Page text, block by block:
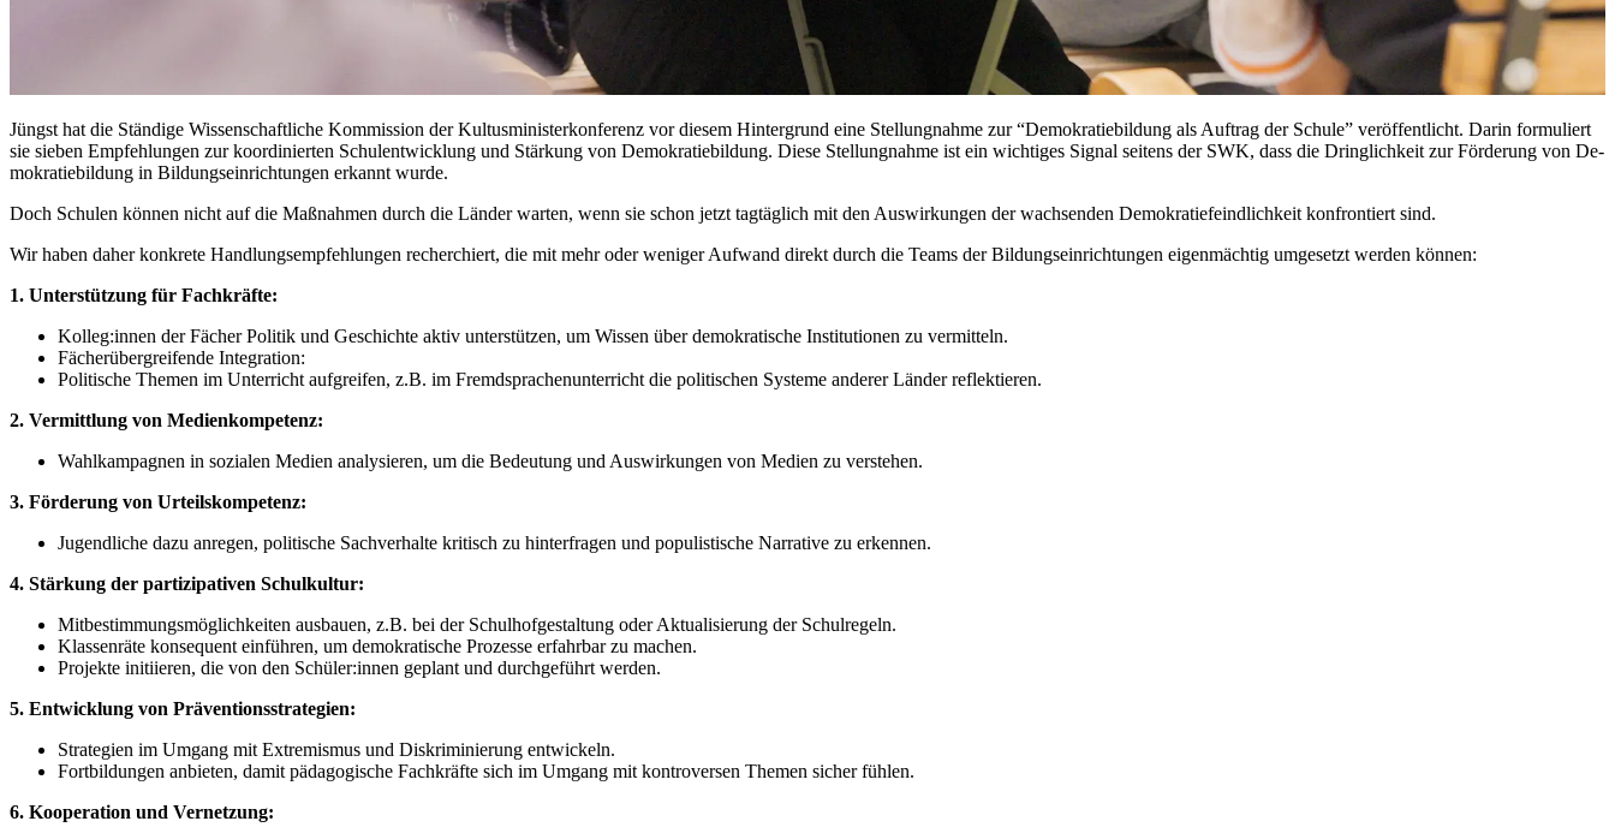
Jüngst hat die Stän­di­ge Wis­sen­schaft­li­che Kom­mis­si­on der Kul­tus­mi­nis­ter­kon­fe­renz vor die­sem Hin­ter­grund eine Stel­lung­nah­me zur “De­mo­kra­tie­bil­dung als Auf­trag der Schu­le” ver­öf­fent­licht. Dar­in for­mu­liert
sie sie­ben Emp­feh­lun­gen zur ko­or­di­nier­ten Schul­ent­wick­lung und Stär­kung von De­mo­kra­tie­bil­dung. Die­se Stel­lung­nah­me ist ein wich­ti­ges Si­gnal sei­tens der SWK, dass die Dring­lich­keit zur För­de­rung von De­
mo­kra­tie­bil­dung in Bil­dungs­ein­rich­tun­gen er­kannt wur­de.
Doch Schu­len kön­nen nicht auf die Maß­nah­men durch die Län­der war­ten, wenn sie schon jetzt tag­täg­lich mit den Aus­wir­kun­gen der wach­sen­den De­mo­kra­tie­feind­lich­keit kon­fron­tiert sind.
Wir ha­ben da­her kon­kre­te Hand­lungs­emp­feh­lun­gen re­cher­chiert, die mit mehr oder we­ni­ger Auf­wand di­rekt durch die Teams der Bil­dungs­ein­rich­tun­gen ei­gen­mäch­tig um­ge­setzt wer­den kön­nen:
1. Un­ter­stüt­zung für Fach­kräf­te:
Kol­leg:in­nen der Fä­cher Po­li­tik und Ge­schich­te ak­tiv un­ter­stüt­zen, um Wis­sen über de­mo­kra­ti­sche In­sti­tu­tio­nen zu ver­mit­teln.
Fä­cher­über­grei­fen­de In­te­gra­ti­on:
Po­li­ti­sche The­men im Un­ter­richt auf­grei­fen, z.B. im Fremd­spra­chen­un­ter­richt die po­li­ti­schen Sys­te­me an­de­rer Län­der re­flek­tie­ren.
2. Ver­mitt­lung von Me­di­en­kom­pe­tenz:
Wahl­kam­pa­gnen in so­zia­len Me­di­en ana­ly­sie­ren, um die Be­deu­tung und Aus­wir­kun­gen von Me­di­en zu ver­ste­hen.
3. För­de­rung von Ur­teils­kom­pe­tenz:
Ju­gend­li­che dazu an­re­gen, po­li­ti­sche Sach­ver­hal­te kri­tisch zu hin­ter­fra­gen und po­pu­lis­ti­sche Nar­ra­ti­ve zu er­ken­nen.
4. Stär­kung der par­ti­zi­pa­ti­ven Schul­kul­tur:
Mit­be­stim­mungs­mög­lich­kei­ten aus­bau­en, z.B. bei der Schul­hof­ge­stal­tung oder Ak­tua­li­sie­rung der Schul­re­geln.
Klas­sen­rä­te kon­se­quent ein­füh­ren, um de­mo­kra­ti­sche Pro­zes­se er­fahr­bar zu ma­chen.
Pro­jek­te in­iti­ie­ren, die von den Schü­ler:in­nen ge­plant und durch­ge­führt wer­den.
5. Ent­wick­lung von Prä­ven­ti­ons­stra­te­gien:
Stra­te­gien im Um­gang mit Ex­tre­mis­mus und Dis­kri­mi­nie­rung ent­wi­ckeln.
Fort­bil­dun­gen an­bie­ten, da­mit päd­ago­gi­sche Fach­kräf­te sich im Um­gang mit kon­tro­ver­sen The­men si­cher füh­len.
6. Ko­ope­ra­ti­on und Ver­net­zung: